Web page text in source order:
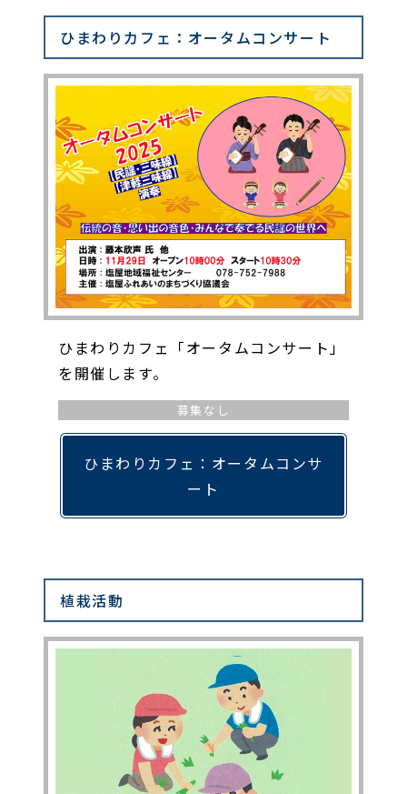
ひまわりカフェ：オータムコンサート
ひまわりカフェ「オータムコンサート」
を開催します。
募集なし
ひまわりカフェ：オータムコンサ
ート
植栽活動